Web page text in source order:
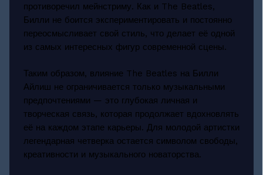
противоречил мейнстриму. Как и The Beatles,
Билли не боится экспериментировать и постоянно
переосмысливает свой стиль, что делает её одной
из самых интересных фигур современной сцены.
Таким образом, влияние The Beatles на Билли
Айлиш не ограничивается только музыкальными
предпочтениями — это глубокая личная и
творческая связь, которая продолжает вдохновлять
её на каждом этапе карьеры. Для молодой артистки
легендарная четверка остается символом свободы,
креативности и музыкального новаторства.